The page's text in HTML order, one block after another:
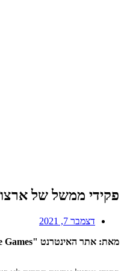
פקידי ממשל של ארצות הברית לא
דצמבר 7, 2021
מאת: אתר האינטרנט "Inside The Games"